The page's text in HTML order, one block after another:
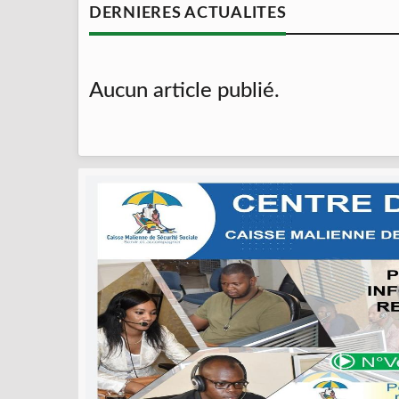
DERNIERES ACTUALITES
Aucun article publié.